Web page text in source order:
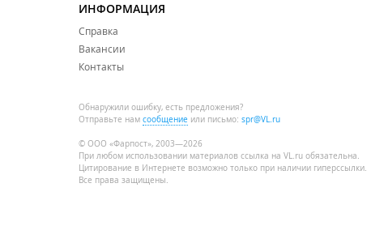
ИНФОРМАЦИЯ
Справка
Вакансии
Контакты
Обнаружили ошибку, есть предложения?
Отправьте нам сообщение или письмо: spr@VL.ru
© ООО «Фарпост», 2003—2026
При любом использовании материалов ссылка на VL.ru обязательна.
Цитирование в Интернете возможно только при наличии гиперссылки.
Все права защищены.